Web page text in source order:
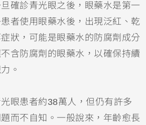
確診青光眼之後，眼藥水是第一
者使用眼藥水後，出現泛紅、乾
狀，可能是眼藥水的防腐劑成分
含防腐劑的眼藥水，以確保持續
。
眼患者約38萬人，但仍有許多
而不自知。一般說來，年齡愈長